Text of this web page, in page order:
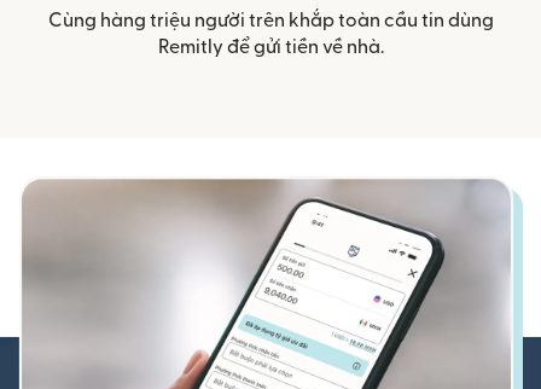
Cùng hàng triệu người trên khắp toàn cầu tin dùng
Remitly để gửi tiền về nhà.